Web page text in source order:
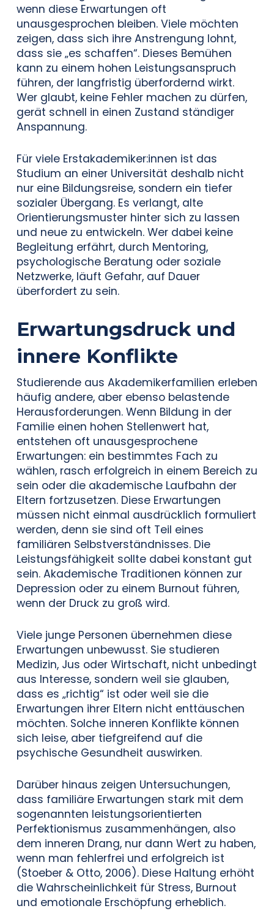
wenn diese Erwartungen oft
unausgesprochen bleiben. Viele möchten
zeigen, dass sich ihre Anstrengung lohnt,
dass sie „es schaffen“. Dieses Bemühen
kann zu einem hohen Leistungsanspruch
führen, der langfristig überfordernd wirkt.
Wer glaubt, keine Fehler machen zu dürfen,
gerät schnell in einen Zustand ständiger
Anspannung.
Für viele Erstakademiker:innen ist das
Studium an einer Universität deshalb nicht
nur eine Bildungsreise, sondern ein tiefer
sozialer Übergang. Es verlangt, alte
Orientierungsmuster hinter sich zu lassen
und neue zu entwickeln. Wer dabei keine
Begleitung erfährt, durch Mentoring,
psychologische Beratung oder soziale
Netzwerke, läuft Gefahr, auf Dauer
überfordert zu sein.
Erwartungsdruck und
innere Konflikte
Studierende aus Akademikerfamilien erleben
häufig andere, aber ebenso belastende
Herausforderungen. Wenn Bildung in der
Familie einen hohen Stellenwert hat,
entstehen oft unausgesprochene
Erwartungen: ein bestimmtes Fach zu
wählen, rasch erfolgreich in einem Bereich zu
sein oder die akademische Laufbahn der
Eltern fortzusetzen. Diese Erwartungen
müssen nicht einmal ausdrücklich formuliert
werden, denn sie sind oft Teil eines
familiären Selbstverständnisses. Die
Leistungsfähigkeit sollte dabei konstant gut
sein. Akademische Traditionen können zur
Depression oder zu einem Burnout führen,
wenn der Druck zu groß wird.
Viele junge Personen übernehmen diese
Erwartungen unbewusst. Sie studieren
Medizin, Jus oder Wirtschaft, nicht unbedingt
aus Interesse, sondern weil sie glauben,
dass es „richtig“ ist oder weil sie die
Erwartungen ihrer Eltern nicht enttäuschen
möchten. Solche inneren Konflikte können
sich leise, aber tiefgreifend auf die
psychische Gesundheit auswirken.
Darüber hinaus zeigen Untersuchungen,
dass familiäre Erwartungen stark mit dem
sogenannten leistungsorientierten
Perfektionismus zusammenhängen, also
dem inneren Drang, nur dann Wert zu haben,
wenn man fehlerfrei und erfolgreich ist
(Stoeber & Otto, 2006). Diese Haltung erhöht
die Wahrscheinlichkeit für Stress, Burnout
und emotionale Erschöpfung erheblich.